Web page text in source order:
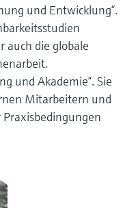
und Entwicklung“.
auch die globale
und Akademie“. Sie
Mitarbeitern und